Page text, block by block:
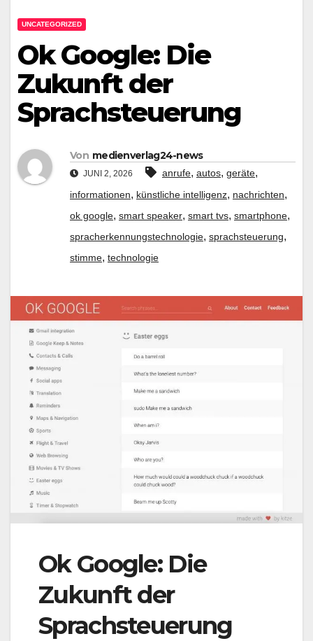
UNCATEGORIZED
Ok Google: Die
Zukunft der
Sprachsteuerung
Von medienverlag24-news
JUNI 2, 2026 anrufe, autos, geräte,
informationen, künstliche intelligenz, nachrichten,
ok google, smart speaker, smart tvs, smartphone,
spracherkennungstechnologie, sprachsteuerung,
stimme, technologie
Ok Google: Die
Zukunft der
Sprachsteuerung